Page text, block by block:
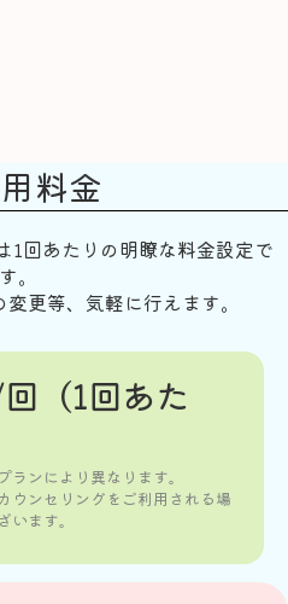
料金
回あたりの明瞭な料金設定で
す。
更等、気軽に行えます。
（1回あた
ンにより異なります。
ウンセリングをご利用される場
ます。